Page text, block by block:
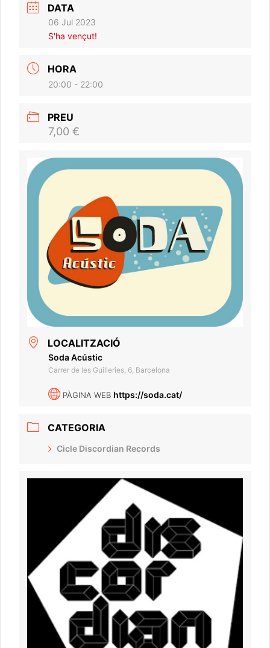
DATA
06 Jul 2023
S'ha vençut!
HORA
20:00 - 22:00
PREU
7,00 €
LOCALITZACIÓ
Soda Acústic
Carrer de les Guilleries, 6, Barcelona
PÀGINA WEB https://soda.cat/
CATEGORIA
Cicle Discordian Records